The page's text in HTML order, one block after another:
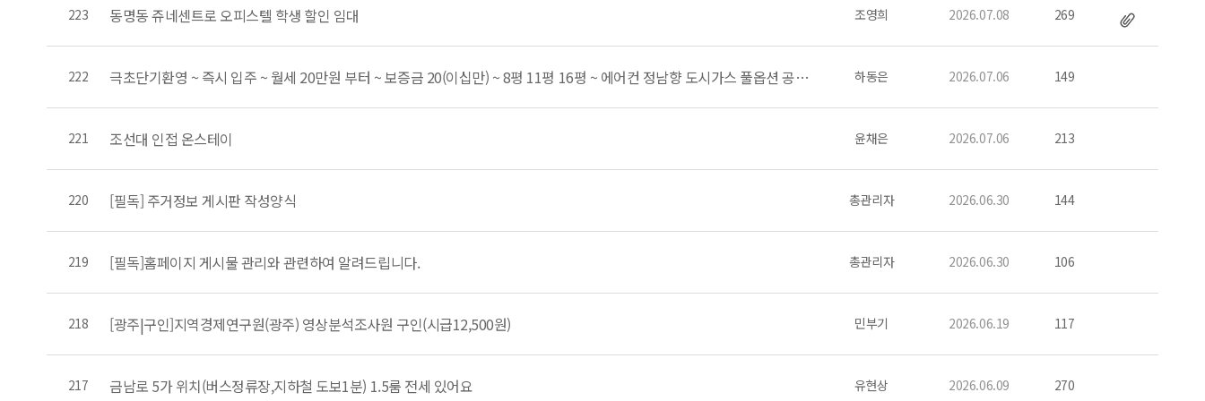
223 동명동 쥬네센트로 오피스텔 학생 할인 임대 조영희 2026.07.08 269
222 극초단기환영 ~ 즉시 입주 ~ 월세 20만원 부터 ~ 보증금 20(이십만) ~ 8평 11평 16평 ~ 에어컨 정남향 도시가스 풀옵션 공대1분 하동은 2026.07.06 149
221 조선대 인접 온스테이 윤채은 2026.07.06 213
220 [필독] 주거정보 게시판 작성양식 총관리자 2026.06.30 144
219 [필독]홈페이지 게시물 관리와 관련하여 알려드립니다. 총관리자 2026.06.30 106
218 [광주|구인]지역경제연구원(광주) 영상분석조사원 구인(시급12,500원) 민부기 2026.06.19 117
217 금남로 5가 위치(버스정류장,지하철 도보1분) 1.5룸 전세 있어요 유현상 2026.06.09 270